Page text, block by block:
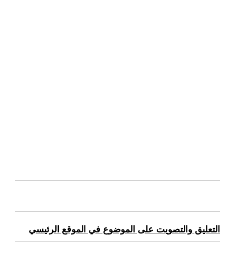
التعليق والتصويت على الموضوع في الموقع الرئيسي